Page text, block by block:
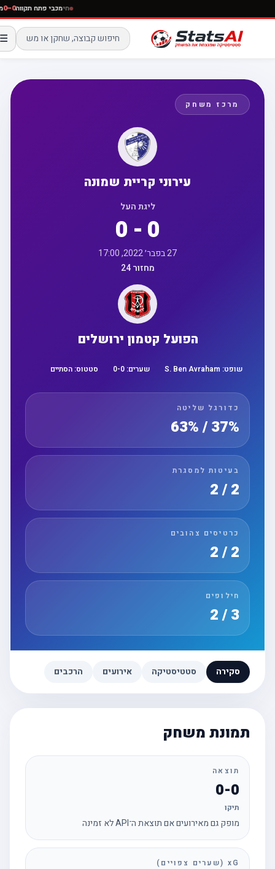
חימכבי פתח תקווה
☰
מרכז משחק
עירוני קריית שמונה
ליגת העל
0 - 0
27 בפבר׳ 2022, 17:00
מחזור 24
הפועל קטמון ירושלים
שופט:S. Ben Avraham שערים: 0 -0 סטטוס:הסתיים
כדורגל שליטה
37% / 63%
בעיטות למסגרת
כרטיסים צהובים
חילופים
3 / 2
סקירה סטטיסטיקה אירועים הרכבים
תמונת משחק
תוצאה
0-0
תיקו
מופק גם מאירועים אם תוצאת ה־API לא זמינה
xG (שערים צפויים)